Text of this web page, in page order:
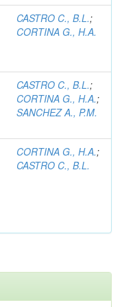
CASTRO C., B.L.;
CORTINA G., H.A.
CASTRO C., B.L.;
CORTINA G., H.A.;
SANCHEZ A., P.M.
CORTINA G., H.A.;
CASTRO C., B.L.